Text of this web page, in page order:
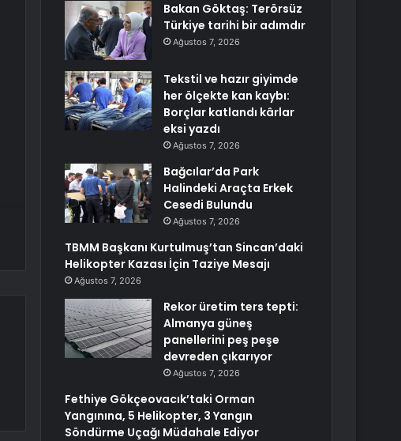
Bakan Göktaş: Terörsüz
Türkiye tarihi bir adımdır
Ağustos 7, 2026
Tekstil ve hazır giyimde
her ölçekte kan kaybı:
Borçlar katlandı kârlar
eksi yazdı
Ağustos 7, 2026
Bağcılar’da Park
Halindeki Araçta Erkek
Cesedi Bulundu
Ağustos 7, 2026
TBMM Başkanı Kurtulmuş’tan Sincan’daki
Helikopter Kazası İçin Taziye Mesajı
Ağustos 7, 2026
Rekor üretim ters tepti:
Almanya güneş
panellerini peş peşe
devreden çıkarıyor
Ağustos 7, 2026
Fethiye Gökçeovacık’taki Orman
Yangınına, 5 Helikopter, 3 Yangın
Söndürme Uçağı Müdahale Ediyor